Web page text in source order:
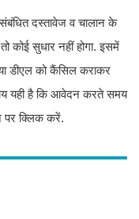
दस्तावेज व चालान के
कोई सुधार नहीं होगा. इसमें
डीएल को कैंसिल कराकर
यही है कि आवेदन करते समय
पर क्लिक करें.